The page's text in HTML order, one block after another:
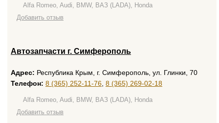
Alfa Romeo, Audi, BMW, ВАЗ (LADA), Honda
Добавить отзыв
Автозапчасти г. Симферополь
Адрес: Республика Крым, г. Симферополь, ул. Глинки, 70
Телефон: 8 (365) 252-11-76 8 (365) 269-02-18
Alfa Romeo, Audi, BMW, ВАЗ (LADA), Honda
Добавить отзыв